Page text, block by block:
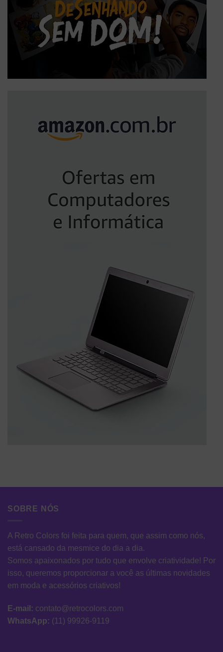
SOBRE NÓS
A Retro Colors foi feita para quem, que assim como nós,
está cansado da mesmice do dia a dia.
Somos apaixonados por tudo que envolve criatividade! Por
isso, queremos proporcionar a você as últimas novidades
em moda e acessórios criativos!
E-mail: contato@retrocolors.com
WhatsApp: (11) 99926-9119